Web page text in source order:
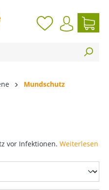
Mundschutz
vor Infektionen. Weiterlesen